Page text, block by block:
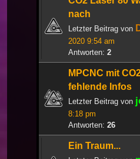
nach
Letzter Beitrag von
2020 9:54 am
Antworten: 2
MPCNC mit
fehlende Infos
Letzter Beitrag von
8:18 pm
Antworten: 26
Ein Traum...